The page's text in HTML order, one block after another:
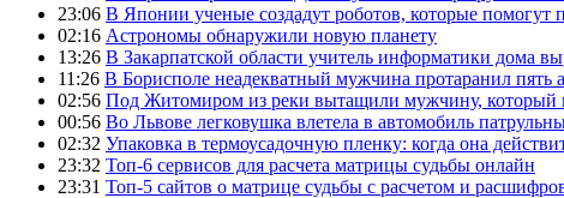
23:06 В Японии ученые создадут роботов, которые помогут
02:16 Астрономы обнаружили новую планету
13:26 В Закарпатской области учитель информатики дома
11:26 В Борисполе неадекватный мужчина протаранил пять
02:56 Под Житомиром из реки вытащили мужчину, который
00:56 Во Львове легковушка влетела в автомобиль
02:32 Упаковка в термоусадочную пленку: когда она
23:32 Топ-6 сервисов для расчета матрицы судьбы онлайн
23:31 Топ-5 сайтов о матрице судьбы с расчетом и